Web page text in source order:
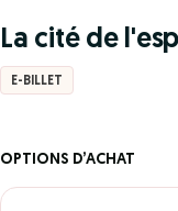
La cité de
E-BILLET
OPTIONS D’ACHAT